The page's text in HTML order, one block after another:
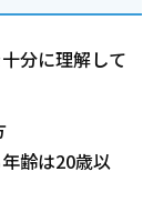
分に理解して
齢は20歳以